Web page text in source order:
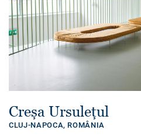
Creșa Ursulețul
CLUJ-NAPOCA, ROMÂNIA